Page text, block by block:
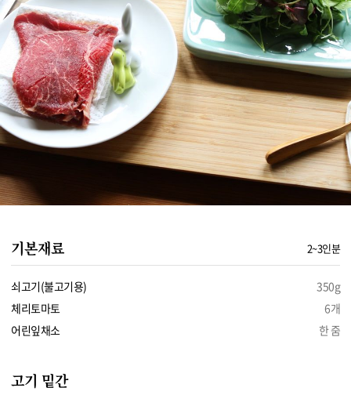
기본재료 2~3인분
쇠고기(불고기용)
350g
체리토마토
6개
어린잎채소
한 줌
고기 밑간